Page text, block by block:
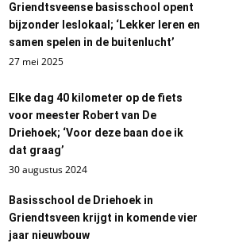
Griendtsveense basisschool opent
bijzonder leslokaal; ‘Lekker leren en
samen spelen in de buitenlucht’
27 mei 2025
Elke dag 40 kilometer op de fiets
voor meester Robert van De
Driehoek; ‘Voor deze baan doe ik
dat graag’
30 augustus 2024
Basisschool de Driehoek in
Griendtsveen krijgt in komende vier
jaar nieuwbouw